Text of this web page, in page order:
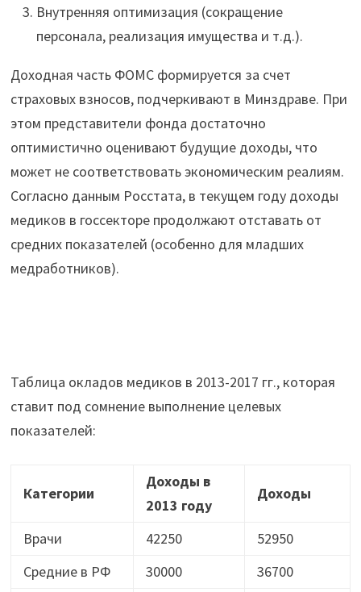
Внутренняя оптимизация (сокращение
персонала, реализация имущества и т.д.).
Доходная часть ФОМС формируется за счет
страховых взносов, подчеркивают в Минздраве. При
этом представители фонда достаточно
оптимистично оценивают будущие доходы, что
может не соответствовать экономическим реалиям.
Согласно данным Росстата, в текущем году доходы
медиков в госсекторе продолжают отставать от
средних показателей (особенно для младших
медработников).
Таблица окладов медиков в 2013-2017 гг., которая
ставит под сомнение выполнение целевых
показателей:
Категории
Доходы в
2013 году
Доходы
Врачи 42250
52950
Средние в РФ
30000 36700